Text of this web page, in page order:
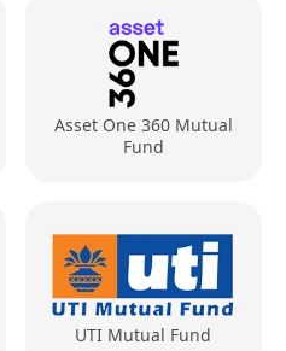
Asset One 360 Mutual
Fund
UTI Mutual Fund